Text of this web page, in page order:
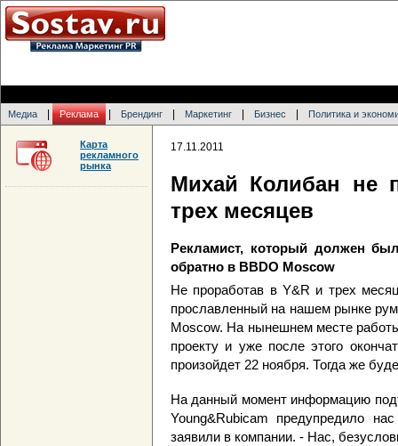
Медиа Реклама Брендинг Маркетинг Бизнес Политика и
17.11.2011
Михай Колибан не
трех месяцев
Рекламист, который должен
обратно в BBDO Moscow
Не проработав в Y&R и трех
прославленный на нашем рынке
Moscow. На нынешнем месте
проекту и уже после этого
произойдет 22 ноября. Тогда же
На данный момент информацию
Young&Rubicam предупредило
заявили в компании. - Нас,
Карта
рекламного
рынка